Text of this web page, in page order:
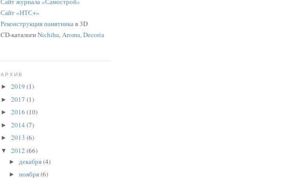
Сайт «НТС+»
Реконструкция памятникав 3D
CD-каталогиNichiha,Aroma, Decoria
АРХИВ
► 2019 (1)
► 2017 (1)
► 2016 (10)
► 2014 (7)
► 2013 (6)
▼ 2012 (66)
► декабря(4)
► ноября(6)